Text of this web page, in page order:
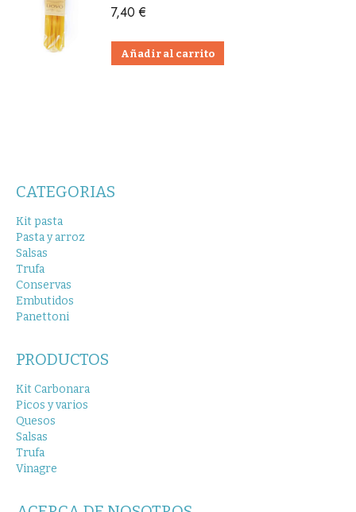
7,40€
Añadir al carrito
CATEGORIAS
Kit pasta
Pasta y arroz
Salsas
Trufa
Conservas
Embutidos
Panettoni
PRODUCTOS
Kit Carbonara
Picos y varios
Quesos
Salsas
Trufa
Vinagre